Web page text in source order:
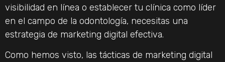
visibilidad en línea o establecer tu clínica como líder
en el campo de la odontología, necesitas una
estrategia de marketing digital efectiva.
Como hemos visto, las tácticas de marketing digital